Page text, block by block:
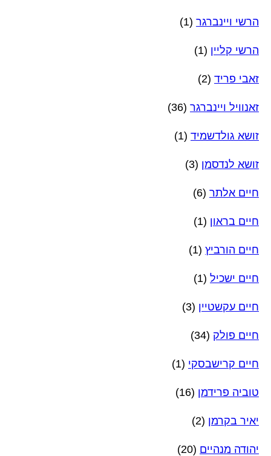
הרשי ויינברגר (1)
הרשי קליין (1)
זאבי פריד (2)
זאנוויל ויינברגר (36)
זושא גולדשמיד (1)
זושא לנדסמן (3)
חיים אלתר (6)
חיים בראון (1)
חיים הורביץ (1)
חיים ישכיל (1)
חיים עקשטיין (3)
חיים פולק (34)
חיים קרישבסקי (1)
טוביה פרידמן (16)
יאיר בקרמן (2)
יהודה מנהיים (20)